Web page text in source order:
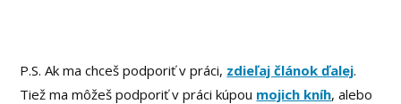
P.S. Ak ma chceš podporiť v práci, zdieľaj článok ďalej.
Tiež ma môžeš podporiť v práci kúpou mojich kníh, alebo